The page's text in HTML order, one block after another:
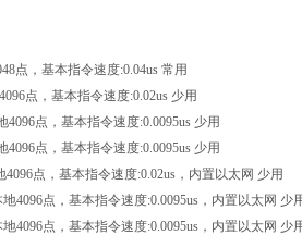
点，基本指令速度:0.04us 常用
4096点，基本指令速度:0.02us 少用
4096点，基本指令速度:0.0095us 少用
4096点，基本指令速度:0.0095us 少用
4096点，基本指令速度:0.02us ，内置以太网 少用
地4096点，基本指令速度:0.0095us ，内置以太网 少
地4096点，基本指令速度:0.0095us ，内置以太网 少